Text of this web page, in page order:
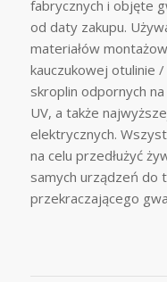
fabrycznych i objęte
od daty zakupu.
materiałów
kauczukowej otulinie
skroplin odpornych
UV, a także
elektrycznych.
na celu przedłużyć
samych urządzeń do
przekraczającego